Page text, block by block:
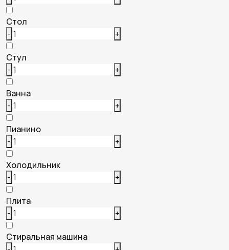
Стол
-
+
Стул
-
+
Ванна
-
+
Пианино
-
+
Холодильник
-
+
Плита
-
+
Стиральная машина